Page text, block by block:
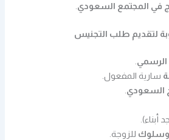
في المجتمع السعودي
لتقديم طلب التجنيس
الرسمي.
سارية المفعول.
السعودي.
أبناء).
للزوجة.